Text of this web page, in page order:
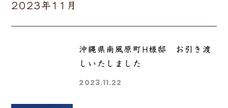
2023年11月
沖縄県南風原町H様邸 お引き渡
しいたしました
2023.11.22